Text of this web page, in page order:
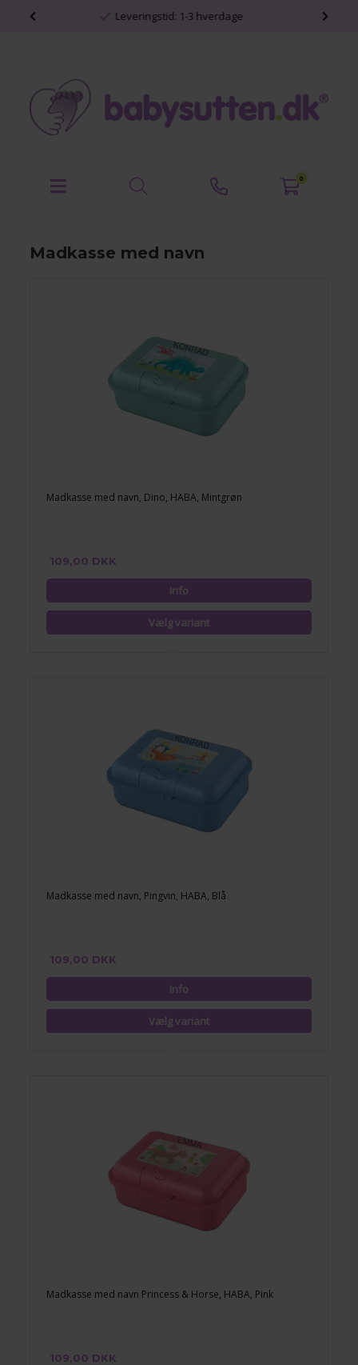
Personlige babyprodukter
0
Madkasse med navn
Madkasse med navn, Dino, HABA, Mintgrøn
109,00 DKK
Madkasse med navn, Pingvin, HABA, Blå
109,00 DKK
Madkasse med navn Princess & Horse, HABA, Pink
109,00 DKK